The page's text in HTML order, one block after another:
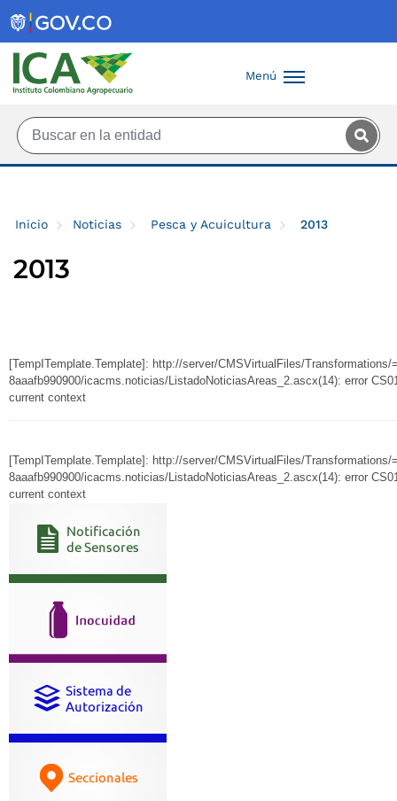
Menú
Inicio Noticias Pesca y Acuicultura 2013
2013
[TempITemplate.Template]: http://server/CMSVirtualFiles/Transformations/
8aaafb990900/icacms.noticias/ListadoNoticiasAreas_2.ascx(14): error
current context
[TempITemplate.Template]: http://server/CMSVirtualFiles/Transformations/
8aaafb990900/icacms.noticias/ListadoNoticiasAreas_2.ascx(14): error
current context